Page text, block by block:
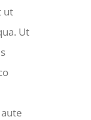
ut
Ut